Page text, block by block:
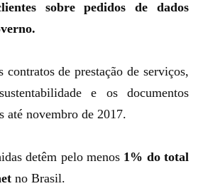
sobre pedidos de dados
contratos de prestação de serviços,
e os documentos
até novembro de 2017.
detêm pelo menos 1% do total
no Brasil.